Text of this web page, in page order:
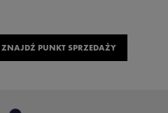
ZNAJDŹ PUNKT SPRZEDAŻY